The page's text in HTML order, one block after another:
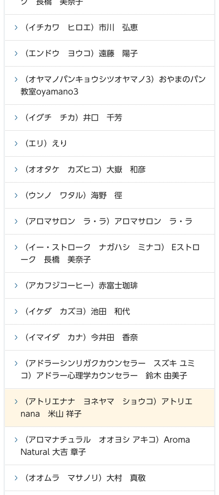
（イチカワ ヒロエ）市川 弘恵
（エンドウ ヨウコ）遠藤 陽子
（オヤマノパンキョウシツオヤマノ3）おやまのパン
教室oyamano3
（イグチ チカ）井口 千芳
（エリ）えり
（オオタケ カズヒコ）大嶽 和彦
（ウンノ ワタル）海野 徑
（アロマサロン ラ・ラ）アロマサロン ラ・ラ
（イー・ストローク ナガハシ ミナコ） Eストロ
ーク 長橋 美奈子
（アカフジコーヒー）赤富士珈琲
（イケダ カズヨ）池田 和代
（イマイダ カナ）今井田 香奈
（アドラーシンリガクカウンセラー スズキ ユミ
コ）アドラー心理学カウンセラー 鈴木 由美子
（アトリエナナ ヨネヤマ ショウコ）アトリエ
nana 米山 祥子
（アロマナチュラル オオヨシ アキコ）Aroma
Natural 大吉 章子
（オオムラ マサノリ）大村 真敬